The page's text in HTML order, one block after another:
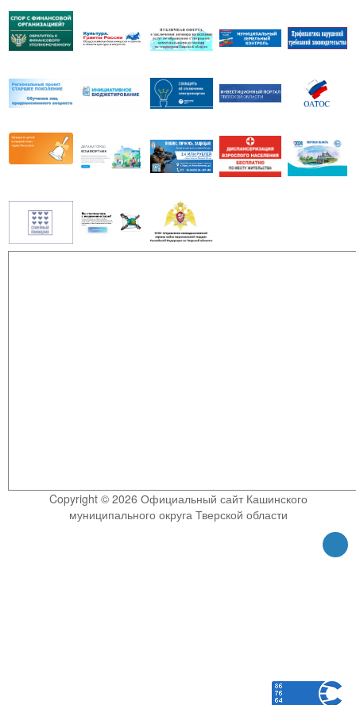
Copyright © 2026 Официальный сайт Кашинского
муниципального округа Тверской области